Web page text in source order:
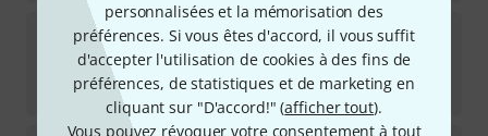
personnalisées et la mémorisation des
préférences. Si vous êtes d'accord, il vous suffit
d'accepter l'utilisation de cookies à des fins de
préférences, de statistiques et de marketing en
cliquant sur "D'accord!" (afficher tout).
Vous pouvez révoquer votre consentement à tout
Fender Am Pro Clsc Tele MN FSGM
1
1.598 €